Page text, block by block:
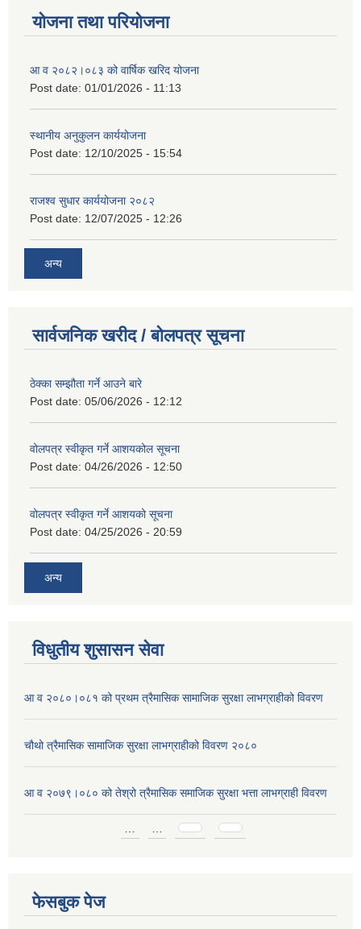
योजना तथा परियोजना
आ व २०८२।०८३ को वार्षिक खरिद योजना
Post date: 01/01/2026 - 11:13
स्थानीय अनुकुलन कार्ययोजना
Post date: 12/10/2025 - 15:54
राजश्व सुधार कार्ययोजना २०८२
Post date: 12/07/2025 - 12:26
अन्य
सार्वजनिक खरीद / बोलपत्र सूचना
ठेक्का सम्झौता गर्ने आउने बारे
Post date: 05/06/2026 - 12:12
वोलपत्र स्वीकृत गर्ने आशयकोल सूचना
Post date: 04/26/2026 - 12:50
वोलपत्र स्वीकृत गर्ने आशयको सूचना
Post date: 04/25/2026 - 20:59
अन्य
विधुतीय शुसासन सेवा
आ व २०८०।०८१ को प्रथम त्रैमासिक सामाजिक सुरक्षा लाभग्राहीको विवरण
चौथो त्रैमासिक सामाजिक सुरक्षा लाभग्राहीको विवरण २०८०
आ व २०७९।०८० को तेश्रो त्रैमासिक समाजिक सुरक्षा भत्ता लाभग्राही विवरण
फेसबुक पेज